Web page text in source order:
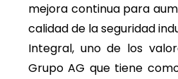
mejora continua para
calidad de la seguridad
Integral, uno de los
Grupo AG que tiene